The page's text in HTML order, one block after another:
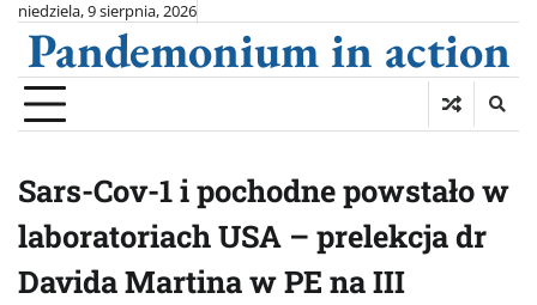
Skip
content
niedziela, 9 sierpnia, 2026
Pandemonium in action
Sars-Cov-1 i pochodne powstało w
laboratoriach USA – prelekcja dr
Davida Martina w PE na III